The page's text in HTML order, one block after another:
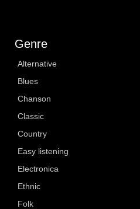
Genre
Alternative
Blues
Chanson
Classic
Country
Easy listening
Electronica
Ethnic
Folk